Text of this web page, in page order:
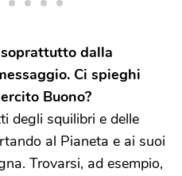
dalla
Ci spieghi
Buono?
degli squilibri e delle
al Pianeta e ai suoi
Trovarsi, ad esempio,